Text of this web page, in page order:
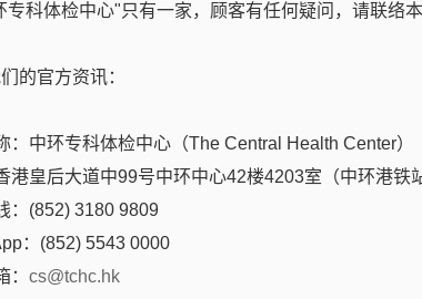
及出血相关肠胃疾病） Chronic bowel symptoms
Duo Bundle (FC + FIT)
infection
PCR
infection
PCR
内曾使用抗生素
专科体检中心"只有一家，顾客有任何疑问，请联络
的官方资讯：
：中环专科体检中心（The Central Health Center）
港皇后大道中99号中环中心42楼4203室（中环港铁
：(852) 3180 9809
：(852) 5543 0000
： cs@tchc.hk